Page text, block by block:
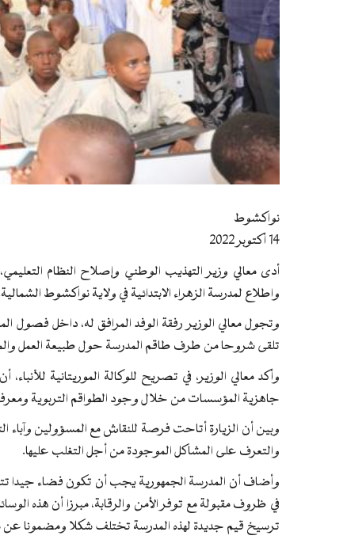
نواكشوط
14 أكتوبر 2022
أدى معالي وزير التهذيب الوطني وإصلاح النظام
واطلاع لمدرسة الزهراء الابتدائية في ولاية نواكشوط
وتجول معالي الوزير رفقة الوفد المرافق له، داخل فصول
تلقى شروحا من طرف طاقم المدرسة حول طبيعة العمل
وأكد معالي الوزير، في تصريح للوكالة الموريتانية
جاهزية المؤسسات من خلال وجود الطواقم التربوية ومعرفة
وبين أن الزيارة أتاحت فرصة للنقاش مع المسؤولين وآباء
والتعرف على المشاكل الموجودة من أجل التغلب عليها.
وأضاف أن المدرسة الجمهورية يجب أن تكون فضاء جيدا
في ظروف مقبولة مع توفر الأمن والرقابة، مبرزا أن هذه
ترسيخ قيم جديدة لهذه المدرسة تختلف شكلا ومضمونا عن